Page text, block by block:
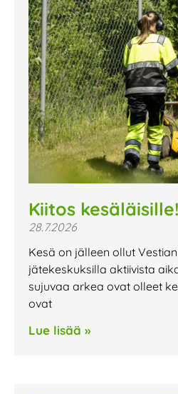
Kiitos kesäläisille!
28.7.2026
Kesä on jälleen ollut
jätekeskuksilla aktiivista
sujuvaa arkea ovat olleet
ovat
Lue lisää »